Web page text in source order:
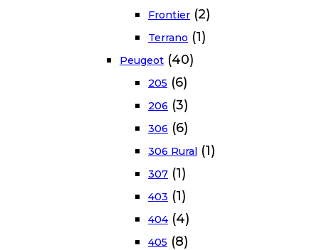
Frontier (2)
Terrano (1)
Peugeot (40)
205 (6)
206 (3)
306 (6)
306 Rural (1)
307 (1)
403 (1)
404 (4)
405 (8)